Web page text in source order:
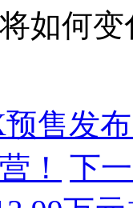
如何
售发
！
下